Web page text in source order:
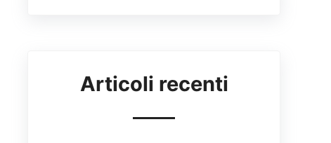
Articoli recenti